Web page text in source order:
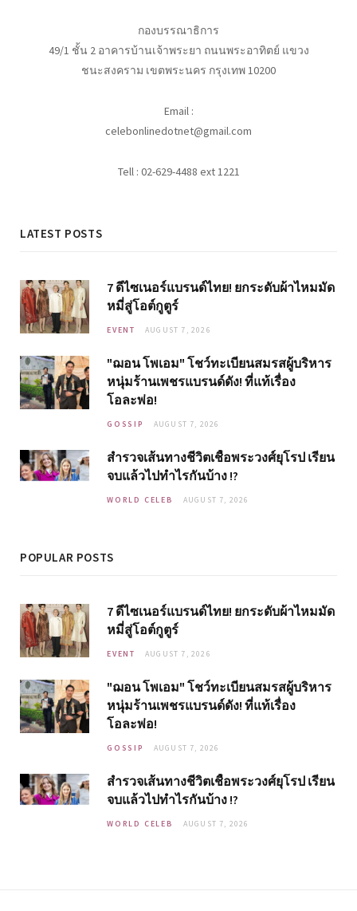
กองบรรณาธิการ
49/1 ชั้น 2 อาคารบ้านเจ้าพระยา ถนนพระอาทิตย์ แขวง
ชนะสงคราม เขตพระนคร กรุงเทพ 10200
Email :
celebonlinedotnet@gmail.com
Tell : 02-629-4488 ext 1221
LATEST POSTS
7 ดีไซเนอร์แบรนด์ไทย! ยกระดับผ้าไหมมัด
หมี่สู่โอต์กูตูร์
EVENT AUGUST 7, 2026
"ฌอน โพเอม" โชว์ทะเบียนสมรสผู้บริหาร
หนุ่มร้านเพชรแบรนด์ดัง! ที่แท้เรื่อง
โอละพ่อ!
GOSSIP AUGUST 7, 2026
สำรวจเส้นทางชีวิตเชื้อพระวงศ์ยุโรป เรียน
จบแล้วไปทำไรกันบ้าง !?
WORLD CELEB AUGUST 7, 2026
POPULAR POSTS
7 ดีไซเนอร์แบรนด์ไทย! ยกระดับผ้าไหมมัด
หมี่สู่โอต์กูตูร์
EVENT AUGUST 7, 2026
"ฌอน โพเอม" โชว์ทะเบียนสมรสผู้บริหาร
หนุ่มร้านเพชรแบรนด์ดัง! ที่แท้เรื่อง
โอละพ่อ!
GOSSIP AUGUST 7, 2026
สำรวจเส้นทางชีวิตเชื้อพระวงศ์ยุโรป เรียน
จบแล้วไปทำไรกันบ้าง !?
WORLD CELEB AUGUST 7, 2026